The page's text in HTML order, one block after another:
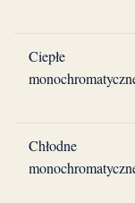
Ciepłe
Chłodne